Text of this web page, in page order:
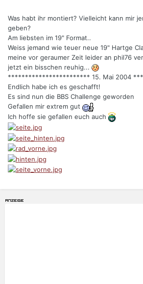
Was habt ihr montiert? Vielleicht kann mir
geben?
Am liebsten im 19" Format..
Weiss jemand wie teuer neue 19" Hartge
meine vor geraumer Zeit leider an phil76
jetzt ein bisschen reuhig...
************************ 15. Mai 2004
Endlich habe ich es geschafft!
Es sind nun die BBS Challenge geworden
Gefallen mir extrem gut
Ich hoffe sie gefallen euch auch